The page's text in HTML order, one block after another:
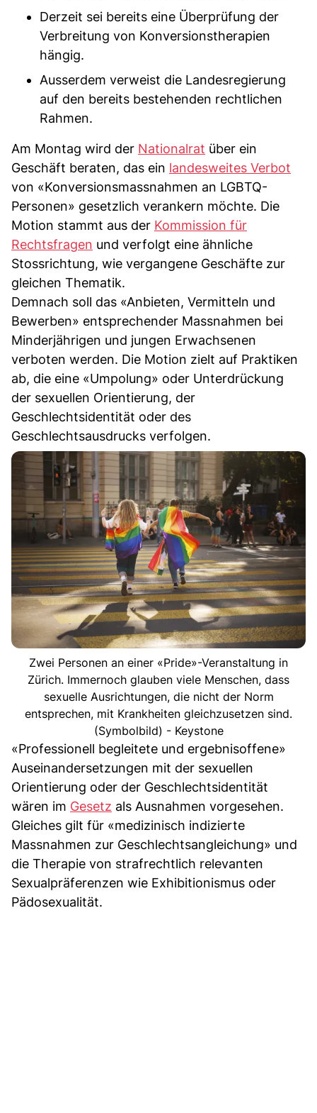
Derzeit sei bereits eine Überprüfung der
Verbreitung von Konversionstherapien
hängig.
Ausserdem verweist die Landesregierung
auf den bereits bestehenden rechtlichen
Rahmen.
Am Montag wird der Nationalrat über ein
Geschäft beraten, das ein landesweites Verbot
von «Konversionsmassnahmen an LGBTQ-
Personen» gesetzlich verankern möchte. Die
Motion stammt aus der Kommission für
Rechtsfragen und verfolgt eine ähnliche
Stossrichtung, wie vergangene Geschäfte zur
gleichen Thematik.
Demnach soll das «Anbieten, Vermitteln und
Bewerben» entsprechender Massnahmen bei
Minderjährigen und jungen Erwachsenen
verboten werden. Die Motion zielt auf Praktiken
ab, die eine «Umpolung» oder Unterdrückung
der sexuellen Orientierung, der
Geschlechtsidentität oder des
Geschlechtsausdrucks verfolgen.
Zwei Personen an einer «Pride»-Veranstaltung in
Zürich. Immernoch glauben viele Menschen, dass
sexuelle Ausrichtungen, die nicht der Norm
entsprechen, mit Krankheiten gleichzusetzen sind.
(Symbolbild) - Keystone
«Professionell begleitete und ergebnisoffene»
Auseinandersetzungen mit der sexuellen
Orientierung oder der Geschlechtsidentität
wären im Gesetz als Ausnahmen vorgesehen.
Gleiches gilt für «medizinisch indizierte
Massnahmen zur Geschlechtsangleichung» und
die Therapie von strafrechtlich relevanten
Sexualpräferenzen wie Exhibitionismus oder
Pädosexualität.